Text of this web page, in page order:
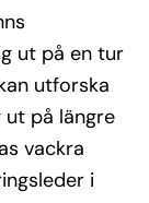
ut på en tur
utforska
på längre
vackra
i